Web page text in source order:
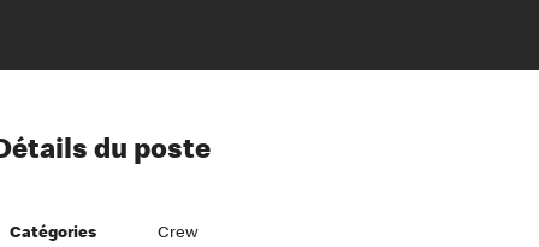
à l’égard de nos employés
directeurs
équité et inclusion
du poste
Catégories Crew